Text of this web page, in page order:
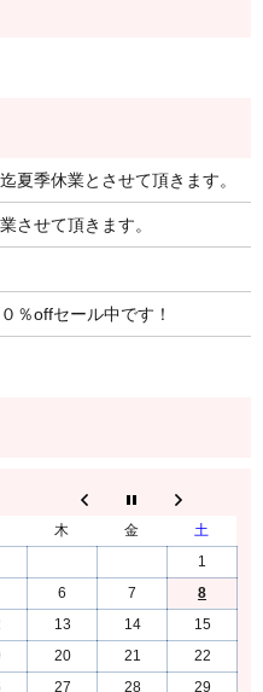
夏季休業とさせて頂きます。
させて頂きます。
％offセール中です！
木 金
土
1
6 7
8
13 14
15
20 21
22
27 28 29